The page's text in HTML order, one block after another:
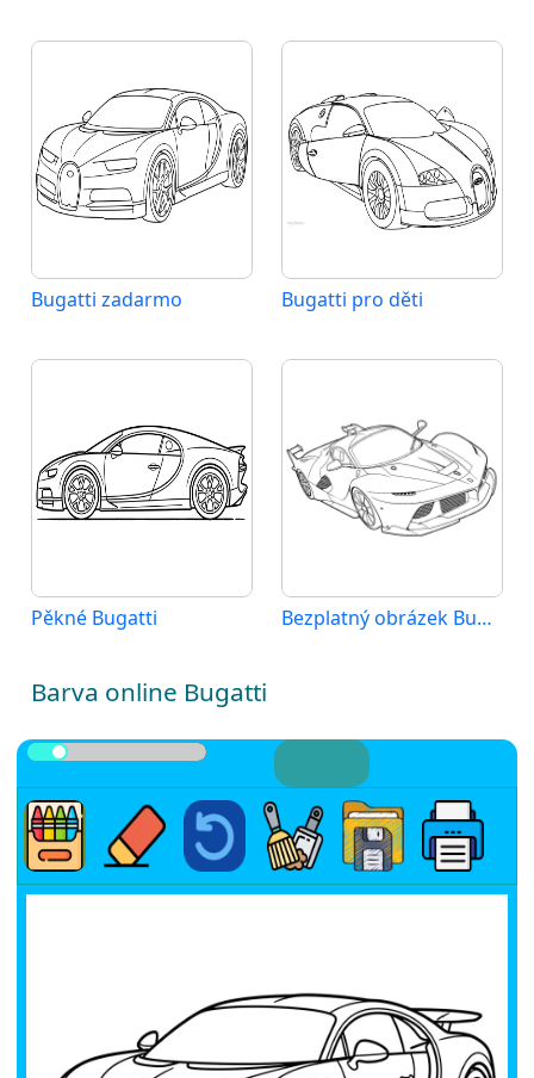
Bugatti zadarmo Bugatti pro děti
Pěkné Bugatti Bezplatný obrázek Bugatti
Barva online Bugatti